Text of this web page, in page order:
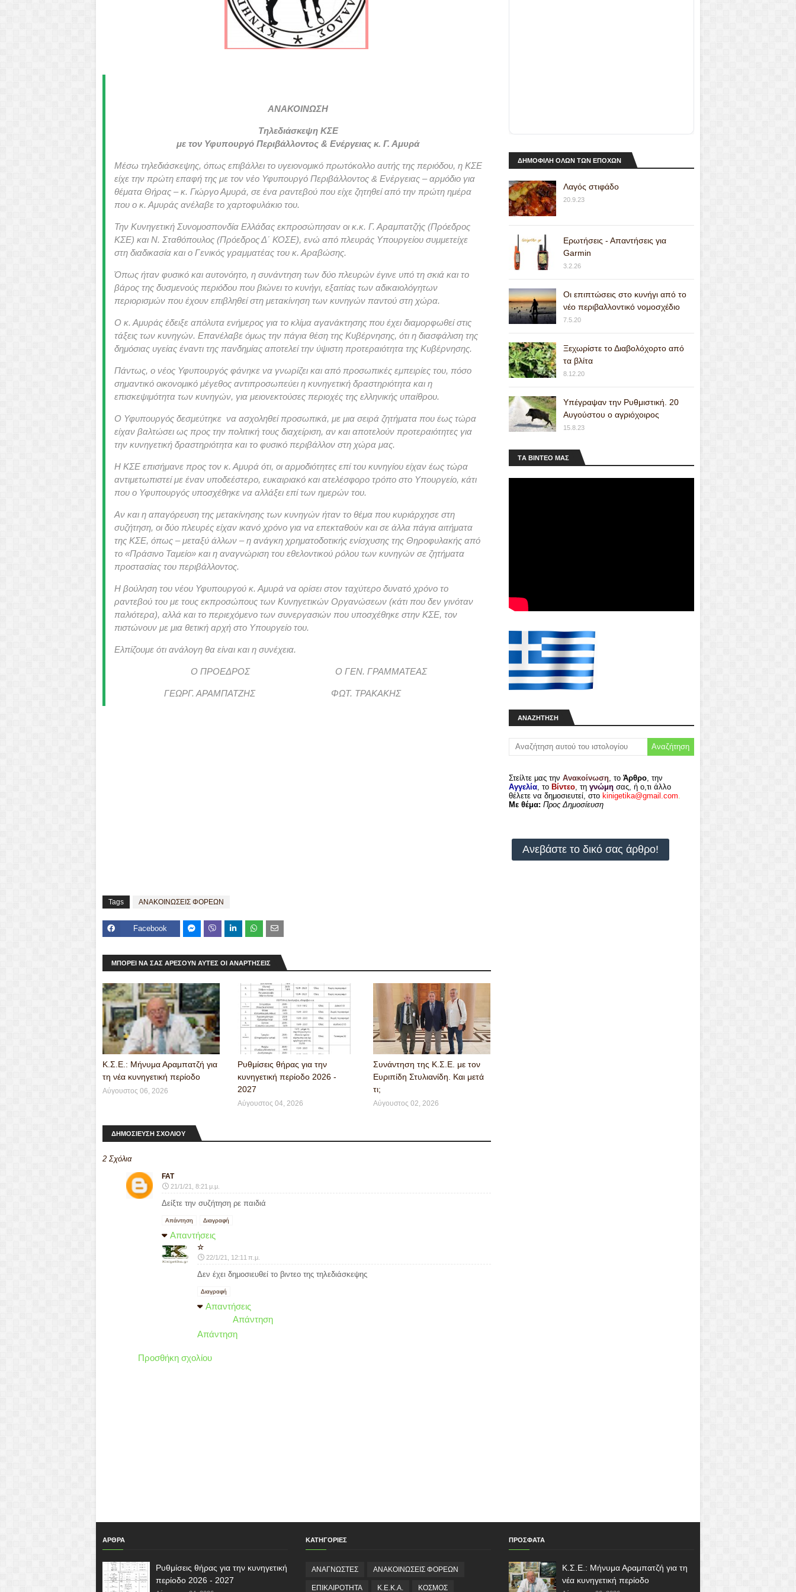
ΑΝΑΚΟΙΝΩΣΗ
Τηλεδιάσκεψη ΚΣΕ
με τον Υφυπουργό Περιβάλλοντος & Ενέργειας κ. Γ. Αμυρά
Μέσω τηλεδιάσκεψης, όπως επιβάλλει το υγειονομικό πρωτόκολλο αυτής της περιόδου, η ΚΣΕ
είχε την πρώτη επαφή της με τον νέο Υφυπουργό Περιβάλλοντος & Ενέργειας – αρμόδιο για
θέματα Θήρας – κ. Γιώργο Αμυρά, σε ένα ραντεβού που είχε ζητηθεί από την πρώτη ημέρα
που ο κ. Αμυράς ανέλαβε το χαρτοφυλάκιο του.
Την Κυνηγετική Συνομοσπονδία Ελλάδας εκπροσώπησαν οι κ.κ. Γ. Αραμπατζής (Πρόεδρος
ΚΣΕ) και Ν. Σταθόπουλος (Πρόεδρος Δ΄ ΚΟΣΕ), ενώ από πλευράς Υπουργείου συμμετείχε
στη διαδικασία και ο Γενικός γραμματέας του κ. Αραβώσης.
Όπως ήταν φυσικό και αυτονόητο, η συνάντηση των δύο πλευρών έγινε υπό τη σκιά και το
βάρος της δυσμενούς περιόδου που βιώνει το κυνήγι, εξαιτίας των αδικαιολόγητων
περιορισμών που έχουν επιβληθεί στη μετακίνηση των κυνηγών παντού στη χώρα.
Ο κ. Αμυράς έδειξε απόλυτα ενήμερος για το κλίμα αγανάκτησης που έχει διαμορφωθεί στις
τάξεις των κυνηγών. Επανέλαβε όμως την πάγια θέση της Κυβέρνησης, ότι η διασφάλιση της
δημόσιας υγείας έναντι της πανδημίας αποτελεί την ύψιστη προτεραιότητα της Κυβέρνησης.
Πάντως, ο νέος Υφυπουργός φάνηκε να γνωρίζει και από προσωπικές εμπειρίες του, πόσο
σημαντικό οικονομικό μέγεθος αντιπροσωπεύει η κυνηγετική δραστηριότητα και η
επισκεψιμότητα των κυνηγών, για μειονεκτούσες περιοχές της ελληνικής υπαίθρου.
Ο Υφυπουργός δεσμεύτηκε να ασχοληθεί προσωπικά, με μια σειρά ζητήματα που έως τώρα
είχαν βαλτώσει ως προς την πολιτική τους διαχείριση, αν και αποτελούν προτεραιότητες για
την κυνηγετική δραστηριότητα και το φυσικό περιβάλλον στη χώρα μας.
Η ΚΣΕ επισήμανε προς τον κ. Αμυρά ότι, οι αρμοδιότητες επί του κυνηγίου είχαν έως τώρα
αντιμετωπιστεί με έναν υποδεέστερο, ευκαιριακό και ατελέσφορο τρόπο στο Υπουργείο, κάτι
που ο Υφυπουργός υποσχέθηκε να αλλάξει επί των ημερών του.
Αν και η απαγόρευση της μετακίνησης των κυνηγών ήταν το θέμα που κυριάρχησε στη
συζήτηση, οι δύο πλευρές είχαν ικανό χρόνο για να επεκταθούν και σε άλλα πάγια αιτήματα
της ΚΣΕ, όπως – μεταξύ άλλων – η ανάγκη χρηματοδοτικής ενίσχυσης της Θηροφυλακής από
το «Πράσινο Ταμείο» και η αναγνώριση του εθελοντικού ρόλου των κυνηγών σε ζητήματα
προστασίας του περιβάλλοντος.
Η βούληση του νέου Υφυπουργού κ. Αμυρά να ορίσει στον ταχύτερο δυνατό χρόνο το
ραντεβού του με τους εκπροσώπους των Κυνηγετικών Οργανώσεων (κάτι που δεν γινόταν
παλιότερα), αλλά και το περιεχόμενο των συνεργασιών που υποσχέθηκε στην ΚΣΕ, τον
πιστώνουν με μια θετική αρχή στο Υπουργείο του.
Ελπίζουμε ότι ανάλογη θα είναι και η συνέχεια.
Ο ΠΡΟΕΔΡΟΣ Ο ΓΕΝ. ΓΡΑΜΜΑΤΕΑΣ
ΓΕΩΡΓ. ΑΡΑΜΠΑΤΖΗΣ ΦΩΤ. ΤΡΑΚΑΚΗΣ
Tags ΑΝΑΚΟΙΝΩΣΕΙΣ ΦΟΡΕΩΝ
Facebook
seng
ΜΠΟΡΕΊ ΝΑ ΣΑΣ ΑΡΈΣΟΥΝ ΑΥΤΈΣ ΟΙ ΑΝΑΡΤΉΣΕΙΣ
Κ.Σ.Ε.: Μήνυμα Αραμπατζή για
τη νέα κυνηγετική περίοδο
Αύγουστος 06, 2026
Ρυθμίσεις θήρας για την
κυνηγετική περίοδο 2026 -
2027
Αύγουστος 04, 2026
Συνάντηση της Κ.Σ.Ε. με τον
Ευριπίδη Στυλιανίδη. Και μετά
τι;
Αύγουστος 02, 2026
ΔΗΜΟΣΙΕΥΣΗ ΣΧΟΛΙΟΥ
2 Σχόλια
FAT
21/1/21, 8:21 μ.μ.
Δείξτε την συζήτηση ρε παιδιά
Απάντηση Διαγραφή
Απαντήσεις
☆
22/1/21, 12:11 π.μ.
Δεν έχει δημοσιευθεί το βιντεο της τηλεδιάσκεψης
Διαγραφή
Απαντήσεις
Απάντηση
Απάντηση
Προσθήκη σχολίου
ΔΗΜΟΦΙΛΗ ΟΛΩΝ ΤΩΝ ΕΠΟΧΩΝ
Λαγός στιφάδο
20.9.23
Ερωτήσεις - Απαντήσεις για
Garmin
3.2.26
Οι επιπτώσεις στο κυνήγι από το
νέο περιβαλλοντικό νομοσχέδιο
7.5.20
Ξεχωρίστε το Διαβολόχορτο από
τα βλίτα
8.12.20
Υπέγραψαν την Ρυθμιστική. 20
Αυγούστου ο αγριόχοιρος
15.8.23
ΤA ΒΙΝΤΕΟ MAΣ
ΑΝΑΖΉΤΗΣΗ
Στείλτε μας την Ανακοίνωση, το Άρθρο, την
Αγγελία, το Βίντεο, τη γνώμησας, ή ο,τι άλλο
θέλετε να δημοσιευτεί, στο kinigetika@gmail.com.
Με θέμα: Προς Δημοσίευση
Ανεβάστε το δικό σας άρθρο!
ΑΡΘΡΑ
Ρυθμίσεις θήρας για την κυνηγετική
περίοδο 2026 - 2027
ΚΑΤΗΓΟΡΙΕΣ
ΑΝΑΓΝΩΣΤΕΣ ΑΝΑΚΟΙΝΩΣΕΙΣ ΦΟΡΕΩΝ
ΕΠΙΚΑΙΡΟΤΗΤΑ Κ.Ε.Κ.Α. ΚΟΣΜΟΣ
ΠΡΟΣΦΑΤΑ
Κ.Σ.Ε.: Μήνυμα Αραμπατζή για τη
νέα κυνηγετική περίοδο